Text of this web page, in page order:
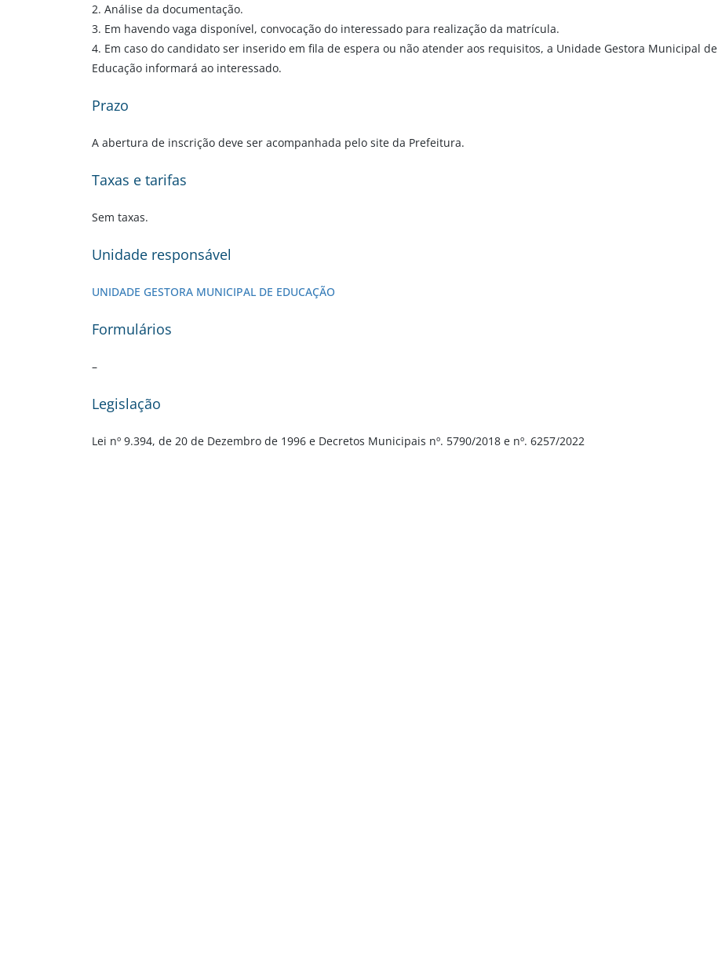
2. Análise da documentação.
3. Em havendo vaga disponível, convocação do interessado para realização da matrícula.
4. Em caso do candidato ser inserido em fila de espera ou não atender aos requisitos, a Unidade Gestora Municipal de
Educação informará ao interessado.
Prazo
A abertura de inscrição deve ser acompanhada pelo site da Prefeitura.
Taxas e tarifas
Sem taxas.
Unidade responsável
UNIDADE GESTORA MUNICIPAL DE EDUCAÇÃO
Formulários
–
Legislação
Lei nº 9.394, de 20 de Dezembro de 1996 e Decretos Municipais nº. 5790/2018 e nº. 6257/2022